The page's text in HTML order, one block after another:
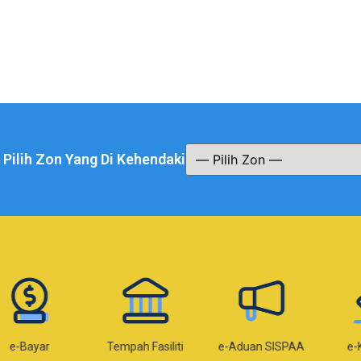
Pilih Zon Yang Di Kehendaki
Tempah Fasiliti e-Aduan SISPAA e-